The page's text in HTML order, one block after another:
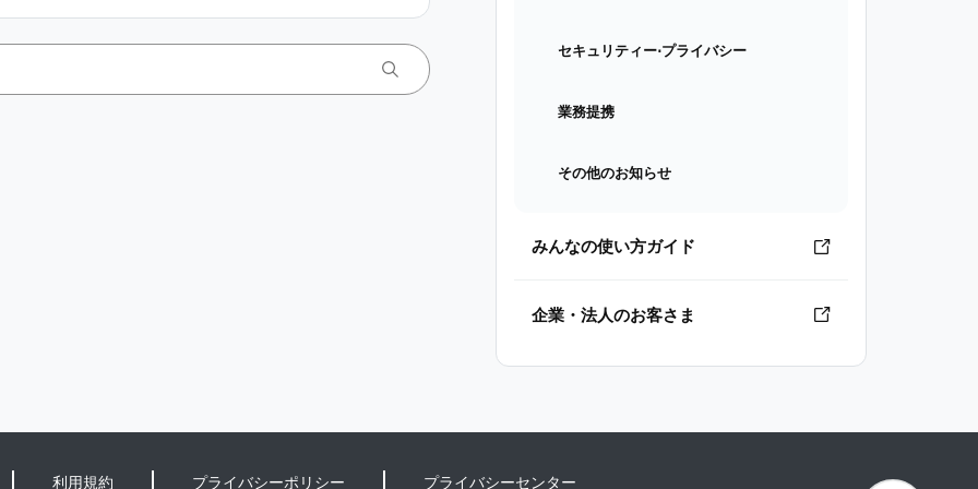
セキュリティー⋅プライバシー
業務提携
その他のお知らせ
みんなの使い方ガイド
企業・法人のお客さま
利用規約 プライバシーポリシー プライバシーセンター